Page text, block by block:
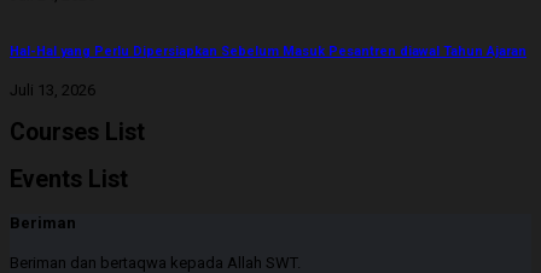
Hal-Hal yang Perlu Dipersiapkan Sebelum Masuk Pesantren diawal Tahun Ajaran
Juli 13, 2026
Courses List
Events List
Beriman
Beriman dan bertaqwa kepada Allah SWT.